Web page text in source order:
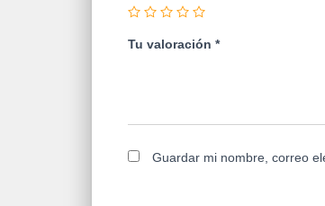
Tu valoración *
Guardar mi nombre, correo